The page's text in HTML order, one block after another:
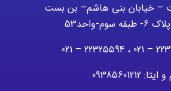
– خیابان بنی هاشم– بن بست
واحد53